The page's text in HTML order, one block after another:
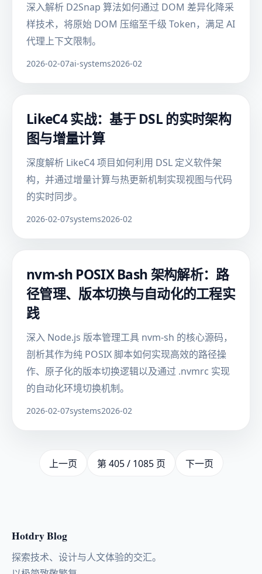
深入解析 D2Snap 算法如何通过 DOM 差异化降采
样技术，将原始 DOM 压缩至千级 Token，满足 AI
代理上下文限制。
2026-02-07ai-systems2026-02
LikeC4 实战：基于 DSL 的实时架构
图与增量计算
深度解析 LikeC4 项目如何利用 DSL 定义软件架
构，并通过增量计算与热更新机制实现视图与代码
的实时同步。
2026-02-07systems2026-02
nvm-sh POSIX Bash 架构解析：路
径管理、版本切换与自动化的工程实
践
深入 Node.js 版本管理工具 nvm-sh 的核心源码，
剖析其作为纯 POSIX 脚本如何实现高效的路径操
作、原子化的版本切换逻辑以及通过 .nvmrc 实现
的自动化环境切换机制。
2026-02-07systems2026-02
上一页 第 405 / 1085 页 下一页
Hotdry Blog
探索技术、设计与人文体验的交汇。